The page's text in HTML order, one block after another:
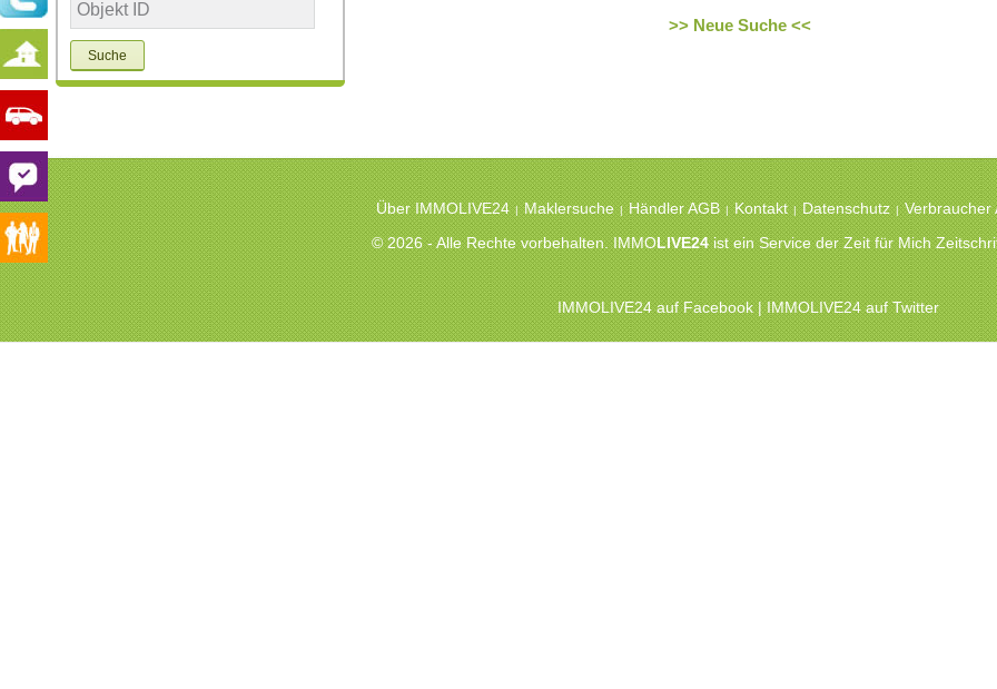
>> Neue Suche <<
Über IMMOLIVE24 | Maklersuche | Händler AGB | Kontakt | Datenschutz | Verbraucher
© 2026 - Alle Rechte vorbehalten. IMMOLIVE24ist ein Service der Zeit für Mich
IMMOLIVE24 auf Facebook|IMMOLIVE24 auf Twitter